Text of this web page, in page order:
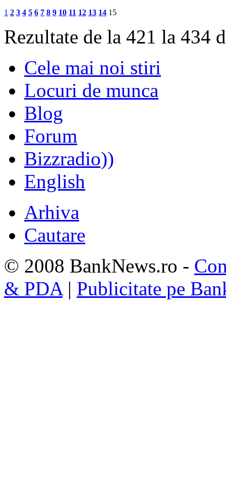
1 2 3 4 5 6 7 8 9 10 11 12 13 14 15
Rezultate de la 421 la 434
Cele mai noi stiri
Locuri de munca
Blog
Forum
Bizzradio))
English
Arhiva
Cautare
© 2008 BankNews.ro -
& PDA| Publicitate pe